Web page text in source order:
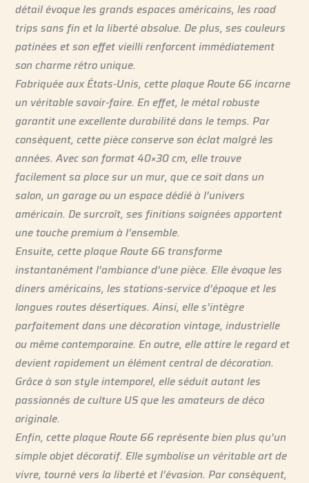
détail évoque les grands espaces américains, les road
trips sans fin et la liberté absolue. De plus, ses couleurs
patinées et son effet vieilli renforcent immédiatement
son charme rétro unique.
Fabriquée aux États-Unis, cette plaque Route 66 incarne
un véritable savoir-faire. En effet, le métal robuste
garantit une excellente durabilité dans le temps. Par
conséquent, cette pièce conserve son éclat malgré les
années. Avec son format 40×30 cm, elle trouve
facilement sa place sur un mur, que ce soit dans un
salon, un garage ou un espace dédié à l’univers
américain. De surcroît, ses finitions soignées apportent
une touche premium à l’ensemble.
Ensuite, cette plaque Route 66 transforme
instantanément l’ambiance d’une pièce. Elle évoque les
diners américains, les stations-service d’époque et les
longues routes désertiques. Ainsi, elle s’intègre
parfaitement dans une décoration vintage, industrielle
ou même contemporaine. En outre, elle attire le regard et
devient rapidement un élément central de décoration.
Grâce à son style intemporel, elle séduit autant les
passionnés de culture US que les amateurs de déco
originale.
Enfin, cette plaque Route 66 représente bien plus qu’un
simple objet décoratif. Elle symbolise un véritable art de
vivre, tourné vers la liberté et l’évasion. Par conséquent,